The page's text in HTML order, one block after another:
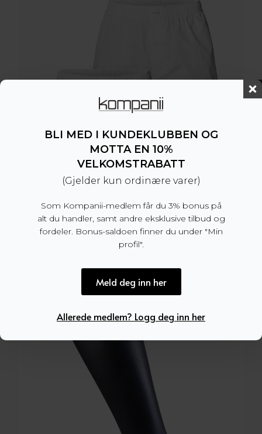
BLI MED I KUNDEKLUBBEN OG
MOTTA EN 10%
VELKOMSTRABATT
(Gjelder kun ordinære varer)
Som Kompanii-medlem får du 3% bonus på
alt du handler, samt andre eksklusive tilbud og
fordeler. Bonus-saldoen finner du under "Min
profil".
Meld deg inn her
Allerede medlem? Logg deg inn her